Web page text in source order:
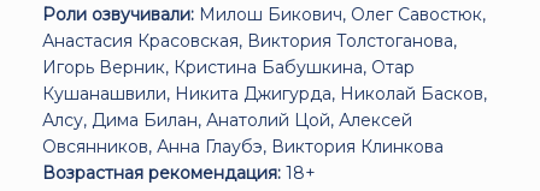
Роли озвучивали: Милош Бикович, Олег Савостюк,
Анастасия Красовская, Виктория Толстоганова,
Игорь Верник, Кристина Бабушкина, Отар
Кушанашвили, Никита Джигурда, Николай Басков,
Алсу, Дима Билан, Анатолий Цой, Алексей
Овсянников, Анна Глаубэ, Виктория Клинкова
Возрастная рекомендация: 18+